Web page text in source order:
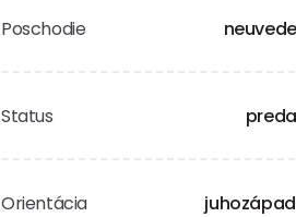
Poschodie
Status
Orientácia